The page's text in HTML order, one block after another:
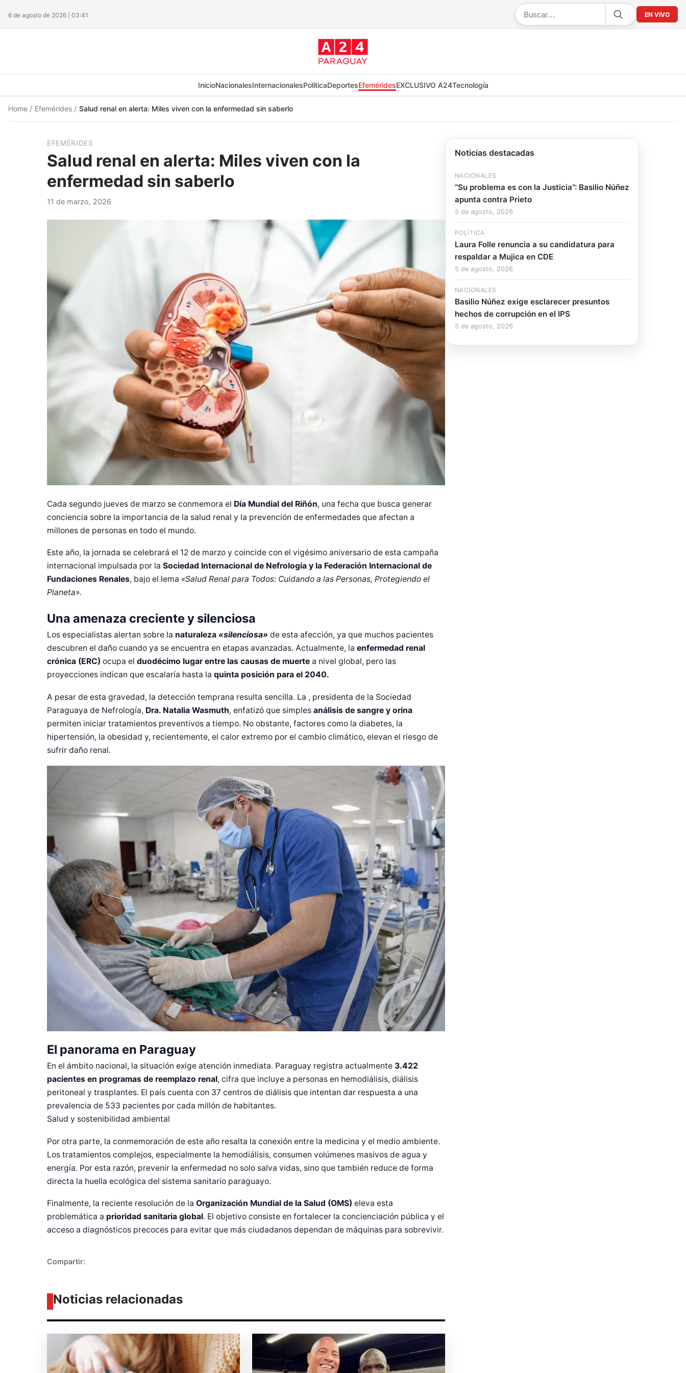
6 de agosto de 2026 | 03:41 EN VIVO
InicioNacionalesInternacionalesPolíticaDeportesEfeméridesEXCLUSIVO A24Tecnología
Home / Efemérides / Salud renal en alerta: Miles viven con la enfermedad sin saberlo
EFEMÉRIDES
Salud renal en alerta: Miles viven con la
enfermedad sin saberlo
11 de marzo, 2026
Cada segundo jueves de marzo se conmemora el Día Mundial del Riñón, una fecha que busca generar
conciencia sobre la importancia de la salud renal y la prevención de enfermedades que afectan a
millones de personas en todo el mundo.
Este año, la jornada se celebrará el 12 de marzo y coincide con el vigésimo aniversario de esta campaña
internacional impulsada por la Sociedad Internacional de Nefrología y la Federación Internacional de
Fundaciones Renales, bajo el lema «Salud Renal para Todos: Cuidando a las Personas, Protegiendo el
Planeta».
Una amenaza creciente y silenciosa
Los especialistas alertan sobre la naturaleza «silenciosa» de esta afección, ya que muchos pacientes
descubren el daño cuando ya se encuentra en etapas avanzadas. Actualmente, la enfermedad renal
crónica (ERC) ocupa el duodécimo lugar entre las causas de muerte a nivel global, pero las
proyecciones indican que escalaría hasta la quinta posición para el 2040.
A pesar de esta gravedad, la detección temprana resulta sencilla. La , presidenta de la Sociedad
Paraguaya de Nefrología, Dra. Natalia Wasmuth, enfatizó que simples análisis de sangre y orina
permiten iniciar tratamientos preventivos a tiempo. No obstante, factores como la diabetes, la
hipertensión, la obesidad y, recientemente, el calor extremo por el cambio climático, elevan el riesgo de
sufrir daño renal.
El panorama en Paraguay
En el ámbito nacional, la situación exige atención inmediata. Paraguay registra actualmente 3.422
pacientes en programas de reemplazo renal, cifra que incluye a personas en hemodiálisis, diálisis
peritoneal y trasplantes. El país cuenta con 37 centros de diálisis que intentan dar respuesta a una
prevalencia de 533 pacientes por cada millón de habitantes.
Salud y sostenibilidad ambiental
Por otra parte, la conmemoración de este año resalta la conexión entre la medicina y el medio ambiente.
Los tratamientos complejos, especialmente la hemodiálisis, consumen volúmenes masivos de agua y
energía. Por esta razón, prevenir la enfermedad no solo salva vidas, sino que también reduce de forma
directa la huella ecológica del sistema sanitario paraguayo.
Finalmente, la reciente resolución de la Organización Mundial de la Salud (OMS) eleva esta
problemática a prioridad sanitaria global. El objetivo consiste en fortalecer la concienciación pública y el
acceso a diagnósticos precoces para evitar que más ciudadanos dependan de máquinas para sobrevivir.
Compartir:
Diseñado por Shiro Company
Noticias relacionadas
Noticias destacadas
NACIONALES
“Su problema es con la Justicia”: Basilio Núñez
apunta contra Prieto
5 de agosto, 2026
POLÍTICA
Laura Folle renuncia a su candidatura para
respaldar a Mujica en CDE
5 de agosto, 2026
NACIONALES
Basilio Núñez exige esclarecer presuntos
hechos de corrupción en el IPS
5 de agosto, 2026